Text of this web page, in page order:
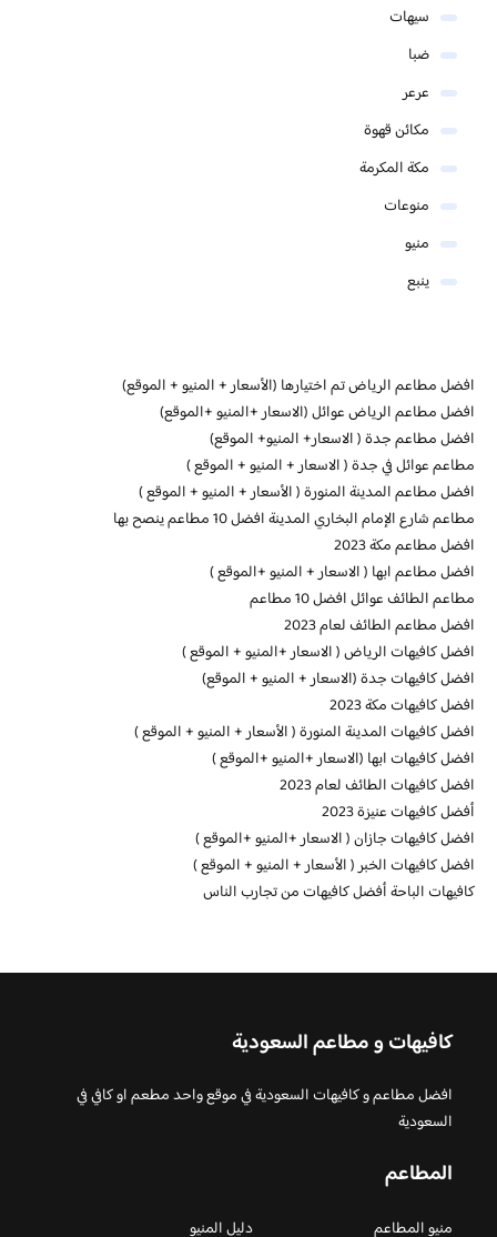
سيهات
ضبا
عرعر
مكائن قهوة
مكة المكرمة
منوعات
منيو
ينبع
افضل مطاعم الرياض تم اختيارها (الأسعار + المنيو + الموقع)
افضل مطاعم الرياض عوائل (الاسعار +المنيو +الموقع)
افضل مطاعم جدة ( الاسعار+ المنيو+ الموقع)
مطاعم عوائل في جدة ( الاسعار + المنيو + الموقع )
افضل مطاعم المدينة المنورة ( الأسعار + المنيو + الموقع )
مطاعم شارع الإمام البخاري المدينة افضل 10 مطاعم ينصح بها
افضل مطاعم مكة 2023
افضل مطاعم ابها ( الاسعار + المنيو +الموقع )
مطاعم الطائف عوائل افضل 10 مطاعم
افضل مطاعم الطائف لعام 2023
افضل كافيهات الرياض ( الاسعار +المنيو + الموقع )
افضل كافيهات جدة (الاسعار + المنيو + الموقع)
افضل كافيهات مكة 2023
افضل كافيهات المدينة المنورة ( الأسعار + المنيو + الموقع )
افضل كافيهات ابها (الاسعار +المنيو +الموقع )
افضل كافيهات الطائف لعام 2023
أفضل كافيهات عنيزة 2023
افضل كافيهات جازان ( الاسعار +المنيو +الموقع )
افضل كافيهات الخبر ( الأسعار + المنيو + الموقع )
كافيهات الباحة أفضل كافيهات من تجارب الناس
كافيهات و مطاعم السعودية
افضل مطاعم و كافيهات السعودية في موقع واحد مطعم او كافي في
السعودية
المطاعم
منيو المطاعم
دليل المنيو